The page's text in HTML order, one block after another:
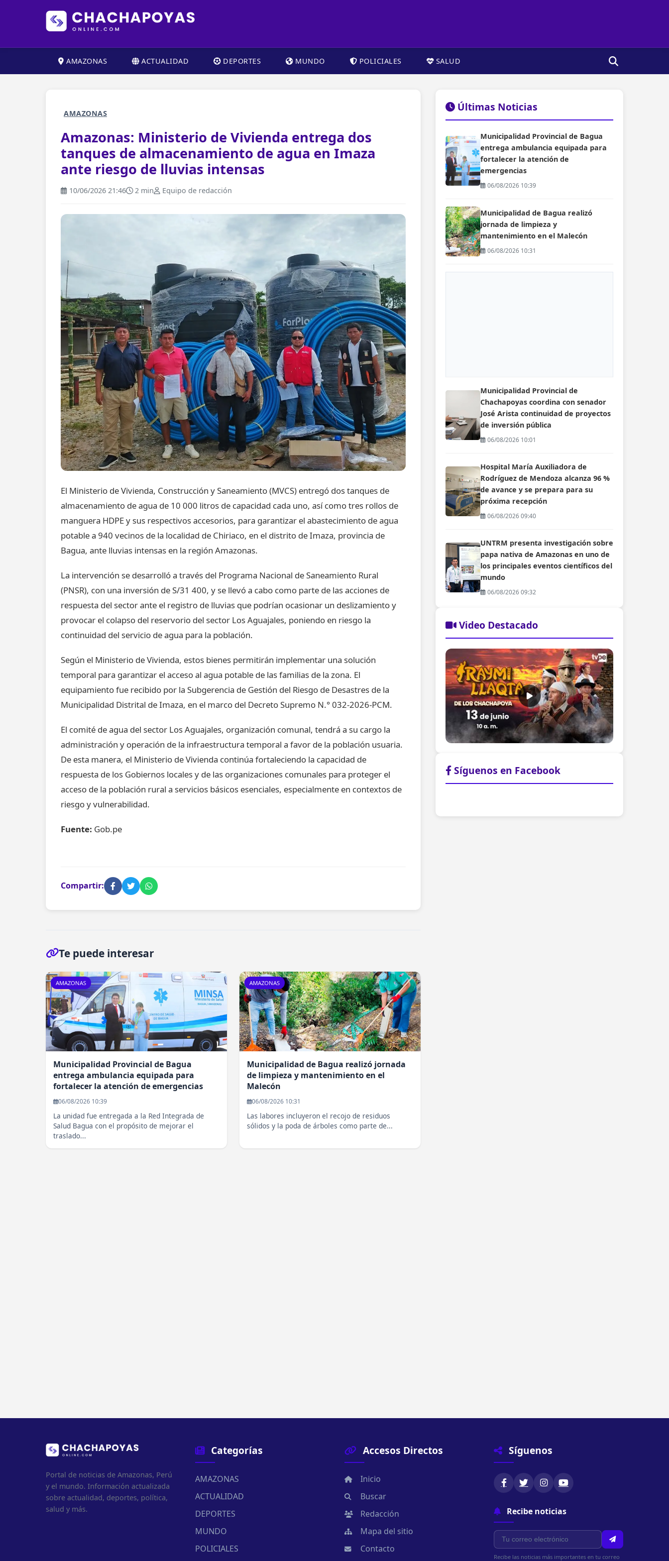
AMAZONAS ACTUALIDAD DEPORTES MUNDO POLICIALES SALUD
AMAZONAS
Amazonas: Ministerio de Vivienda entrega dos
tanques de almacenamiento de agua en Imaza
ante riesgo de lluvias intensas
10/06/2026 21:46 2 min Equipo de redacción
El Ministerio de Vivienda, Construcción y Saneamiento (MVCS) entregó dos tanques de
almacenamiento de agua de 10 000 litros de capacidad cada uno, así como tres rollos de
manguera HDPE y sus respectivos accesorios, para garantizar el abastecimiento de agua
potable a 940 vecinos de la localidad de Chiriaco, en el distrito de Imaza, provincia de
Bagua, ante lluvias intensas en la región Amazonas.
La intervención se desarrolló a través del Programa Nacional de Saneamiento Rural
(PNSR), con una inversión de S/31 400, y se llevó a cabo como parte de las acciones de
respuesta del sector ante el registro de lluvias que podrían ocasionar un deslizamiento y
provocar el colapso del reservorio del sector Los Aguajales, poniendo en riesgo la
continuidad del servicio de agua para la población.
Según el Ministerio de Vivienda, estos bienes permitirán implementar una solución
temporal para garantizar el acceso al agua potable de las familias de la zona. El
equipamiento fue recibido por la Subgerencia de Gestión del Riesgo de Desastres de la
Municipalidad Distrital de Imaza, en el marco del Decreto Supremo N.° 032-2026-PCM.
El comité de agua del sector Los Aguajales, organización comunal, tendrá a su cargo la
administración y operación de la infraestructura temporal a favor de la población usuaria.
De esta manera, el Ministerio de Vivienda continúa fortaleciendo la capacidad de
respuesta de los Gobiernos locales y de las organizaciones comunales para proteger el
acceso de la población rural a servicios básicos esenciales, especialmente en contextos de
riesgo y vulnerabilidad.
Fuente: Gob.pe
Compartir:
Te puede interesar
AMAZONAS
Municipalidad Provincial de Bagua
entrega ambulancia equipada para
fortalecer la atención de emergencias
06/08/2026 10:39
La unidad fue entregada a la Red Integrada de
Salud Bagua con el propósito de mejorar el
traslado...
AMAZONAS
Municipalidad de Bagua realizó jornada
de limpieza y mantenimiento en el
Malecón
06/08/2026 10:31
Las labores incluyeron el recojo de residuos
sólidos y la poda de árboles como parte de...
Últimas Noticias
Municipalidad Provincial de Bagua
entrega ambulancia equipada para
fortalecer la atención de
emergencias
06/08/2026 10:39
Municipalidad de Bagua realizó
jornada de limpieza y
mantenimiento en el Malecón
06/08/2026 10:31
Municipalidad Provincial de
Chachapoyas coordina con senador
José Arista continuidad de proyectos
de inversión pública
06/08/2026 10:01
Hospital María Auxiliadora de
Rodríguez de Mendoza alcanza 96 %
de avance y se prepara para su
próxima recepción
06/08/2026 09:40
UNTRM presenta investigación sobre
papa nativa de Amazonas en uno de
los principales eventos científicos del
mundo
06/08/2026 09:32
Video Destacado
Síguenos en Facebook
Portal de noticias de Amazonas, Perú
y el mundo. Información actualizada
sobre actualidad, deportes, política,
salud y más.
Categorías
AMAZONAS
ACTUALIDAD
DEPORTES
MUNDO
POLICIALES
Accesos Directos
Inicio
Buscar
Redacción
Mapa del sitio
Contacto
Síguenos
Recibe noticias
Recibe las noticias más importantes en tu correo